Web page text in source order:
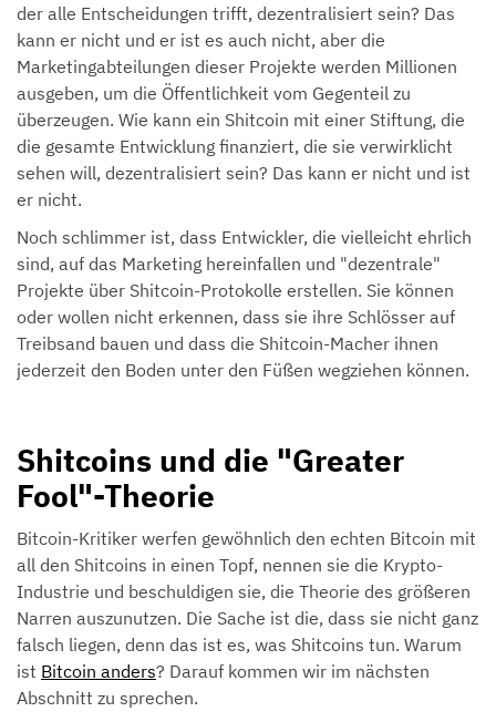
der alle Entscheidungen trifft, dezentralisiert sein? Das
kann er nicht und er ist es auch nicht, aber die
Marketingabteilungen dieser Projekte werden Millionen
ausgeben, um die Öffentlichkeit vom Gegenteil zu
überzeugen. Wie kann ein Shitcoin mit einer Stiftung, die
die gesamte Entwicklung finanziert, die sie verwirklicht
sehen will, dezentralisiert sein? Das kann er nicht und ist
er nicht.
Noch schlimmer ist, dass Entwickler, die vielleicht ehrlich
sind, auf das Marketing hereinfallen und "dezentrale"
Projekte über Shitcoin-Protokolle erstellen. Sie können
oder wollen nicht erkennen, dass sie ihre Schlösser auf
Treibsand bauen und dass die Shitcoin-Macher ihnen
jederzeit den Boden unter den Füßen wegziehen können.
Shitcoins und die "Greater
Fool"-Theorie
Bitcoin-Kritiker werfen gewöhnlich den echten Bitcoin mit
all den Shitcoins in einen Topf, nennen sie die Krypto-
Industrie und beschuldigen sie, die Theorie des größeren
Narren auszunutzen. Die Sache ist die, dass sie nicht ganz
falsch liegen, denn das ist es, was Shitcoins tun. Warum
ist Bitcoin anders? Darauf kommen wir im nächsten
Abschnitt zu sprechen.